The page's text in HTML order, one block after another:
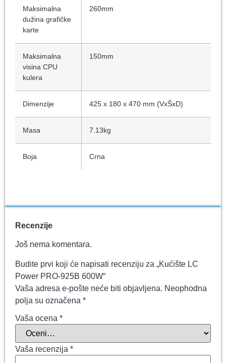
Maksimalna
dužina grafičke
karte
260mm
Maksimalna
visina CPU
kulera
150mm
Dimenzije 425 x 180 x 470 mm (VxŠxD)
Masa 7.13kg
Boja Crna
Recenzije
Još nema komentara.
Budite prvi koji će napisati recenziju za „Kućište LC
Power PRO-925B 600W“
Vaša adresa e-pošte neće biti objavljena. Neophodna
polja su označena *
Vaša ocena *
Vaša recenzija *